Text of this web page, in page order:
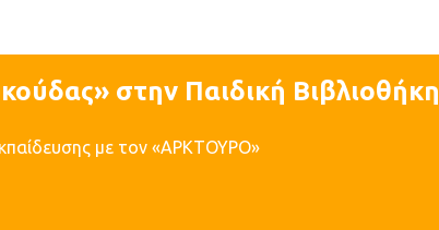
στην Παιδική Βιβλιοθήκη
με τον «ΑΡΚΤΟΥΡΟ»